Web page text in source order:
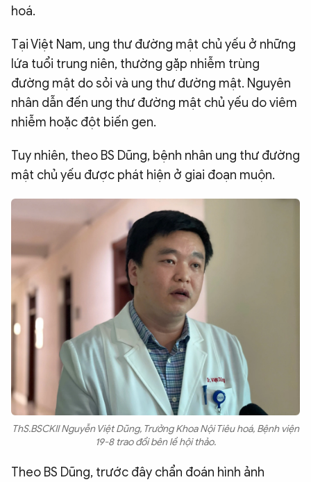
hoá.
Tại Việt Nam, ung thư đường mật chủ yếu ở những
lứa tuổi trung niên, thường gặp nhiễm trùng
đường mật do sỏi và ung thư đường mật. Nguyên
nhân dẫn đến ung thư đường mật chủ yếu do viêm
nhiễm hoặc đột biến gen.
Tuy nhiên, theo BS Dũng, bệnh nhân ung thư đường
mật chủ yếu được phát hiện ở giai đoạn muộn.
ThS.BSCKII Nguyễn Việt Dũng, Trưởng Khoa Nội Tiêu hoá, Bệnh viện
19-8 trao đổi bên lề hội thảo.
Theo BS Dũng, trước đây chẩn đoán hình ảnh